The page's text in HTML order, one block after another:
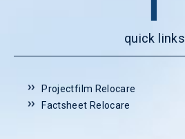
quick links
Projectfilm Relocare
Factsheet Relocare